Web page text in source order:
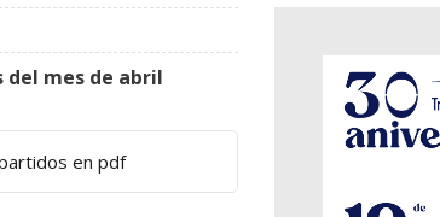
mes de abril
en pdf